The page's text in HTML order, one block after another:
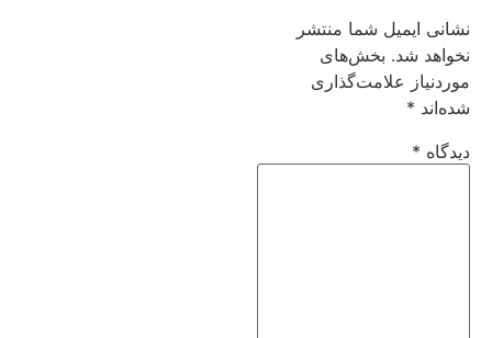
نشانی ایمیل شما منتشر
نخواهد شد. بخش‌های
موردنیاز علامت‌گذاری
شده‌اند *
دیدگاه *